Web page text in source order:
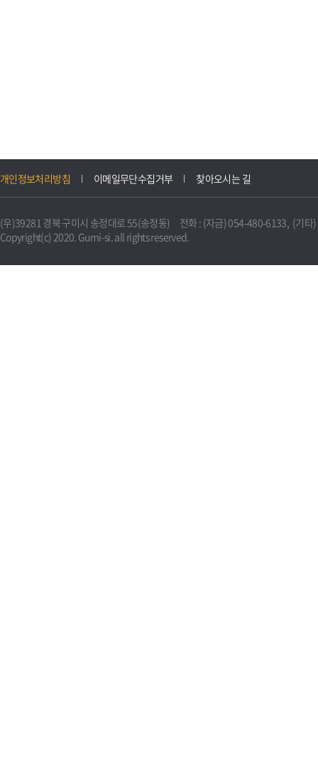
개인정보처리방침 이메일무단수집거부 찾아오시는 길
(우)39281 경북 구미시 송정대로 55(송정동) 전화 : (자금) 054-480-6133, (기타
Copyright(c) 2020. Gumi-si. all rights reserved.